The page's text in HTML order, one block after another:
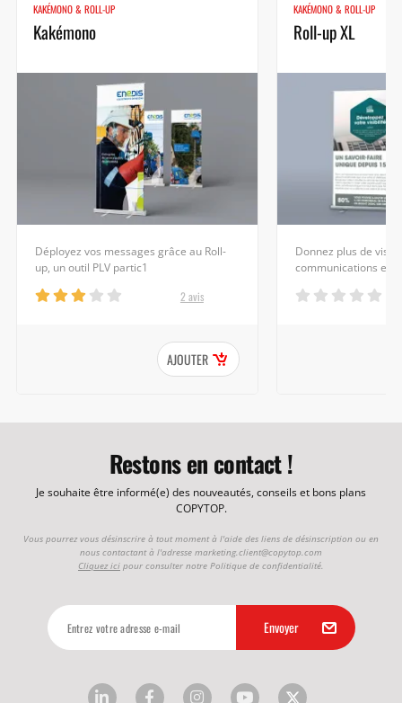
KAKÉMONO & ROLL-UP
Kakémono
Déployez vos messages grâce au Roll-
up, un outil PLV partic1
2 avis
AJOUTER
KAKÉMONO & ROLL-UP
Roll-up XL
Donnez plus de
communications et
Restons en contact !
Je souhaite être informé(e) des nouveautés, conseils et bons plans
COPYTOP.
Vous pourrez vous désinscrire à tout moment à l'aide des liens de désinscription ou en
nous contactant à l'adresse marketing.client@copytop.com
Cliquez ici pour consulter notre Politique de confidentialité.